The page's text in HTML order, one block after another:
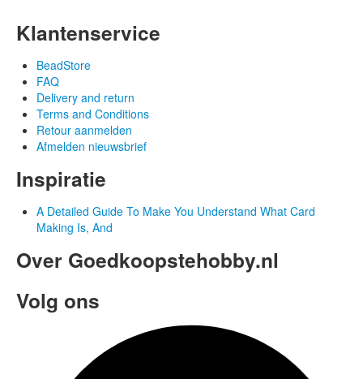
Klantenservice
BeadStore
FAQ
Delivery and return
Terms and Conditions
Retour aanmelden
Afmelden nieuwsbrief
Inspiratie
A Detailed Guide To Make You Understand What Card
Making Is, And
Over Goedkoopstehobby.nl
Volg ons